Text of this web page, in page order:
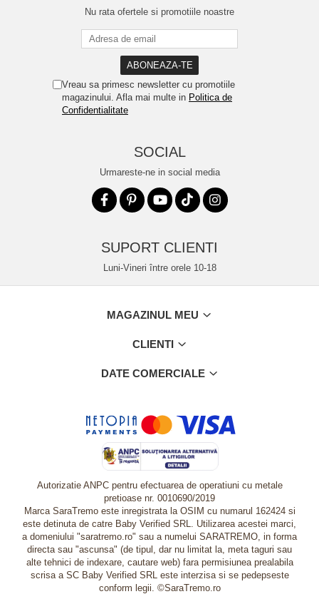
Nu rata ofertele si promotiile noastre
Vreau sa primesc newsletter cu promotiile
magazinului. Afla mai multe in Politica de
Confidentialitate
SOCIAL
Urmareste-ne in social media
SUPORT CLIENTI
Luni-Vineri între orele 10-18
MAGAZINUL MEU
CLIENTI
DATE COMERCIALE
Autorizatie ANPC pentru efectuarea de operatiuni cu metale
pretioase nr. 0010690/2019
Marca SaraTremo este inregistrata la OSIM cu numarul 162424 si
este detinuta de catre Baby Verified SRL. Utilizarea acestei marci,
a domeniului "saratremo.ro" sau a numelui SARATREMO, in forma
directa sau "ascunsa" (de tipul, dar nu limitat la, meta taguri sau
alte tehnici de indexare, cautare web) fara permisiunea prealabila
scrisa a SC Baby Verified SRL este interzisa si se pedepseste
conform legii. ©SaraTremo.ro